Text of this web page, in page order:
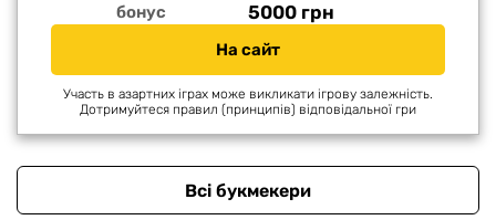
бонус 5000 грн
На сайт
Участь в азартних іграх може викликати ігрову залежність.
Дотримуйтеся правил (принципів) відповідальної гри
Всі букмекери